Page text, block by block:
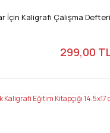
İçin Kaligrafi Çalışma
299,00